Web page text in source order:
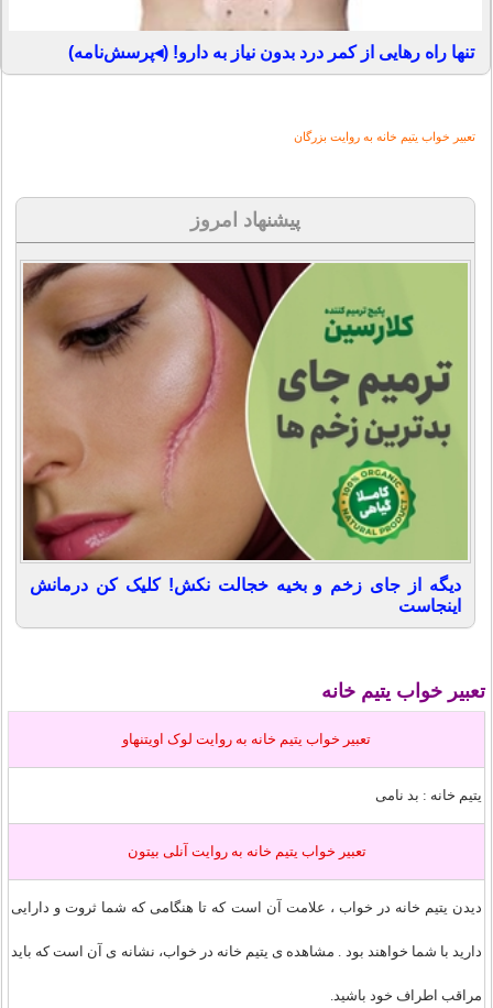
تنها راه رهایی از کمر درد بدون نیاز به دارو! (◂پرسش‌نامه)
تعبیر خواب یتیم خانه به روایت بزرگان
پیشنهاد امروز
دیگه از جای زخم و بخیه خجالت نکش! کلیک کن درمانش
اینجاست
تعبیر خواب یتیم خانه
تعبير خواب یتیم خانه به روايت لوک اویتنهاو
یتیم خانه : بد نامی
تعبير خواب یتیم خانه به روايت آنلی بیتون
دیدن یتیم خانه در خواب ، علامت آن است که تا هنگامی که شما ثروت و دارایی
دارید با شما خواهند بود . مشاهده‏ ى یتیم خانه در خواب، نشانه‏ ى آن است که باید
مراقب اطراف خود باشید.